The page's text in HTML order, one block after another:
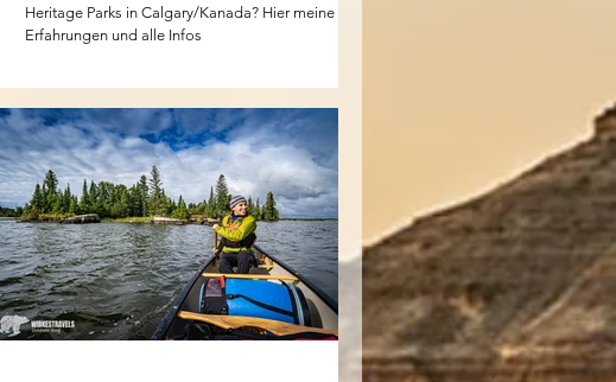
Heritage Parks in Calgary/Kanada? Hier meine
Erfahrungen und alle Infos